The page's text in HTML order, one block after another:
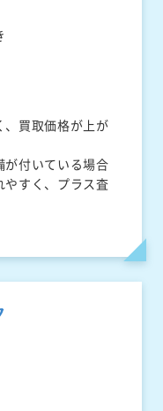
、買取価格が上が
が付いている場合
やすく、プラス査